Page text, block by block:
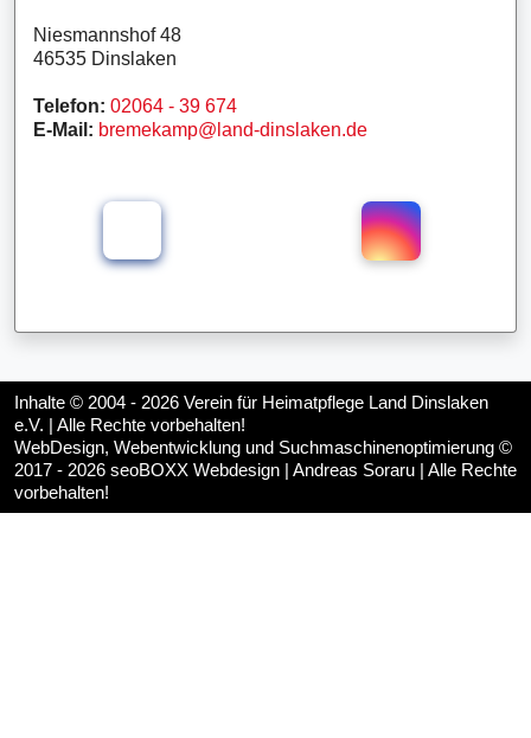
Niesmannshof 48
46535 Dinslaken
Telefon: 02064 - 39 674
E-Mail: bremekamp@land-dinslaken.de
Inhalte © 2004 - 2026 Verein für Heimatpflege Land Dinslaken
e.V. | Alle Rechte vorbehalten!
WebDesign, Webentwicklung und Suchmaschinenoptimierung ©
2017 - 2026 seoBOXX Webdesign | Andreas Soraru | Alle Rechte
vorbehalten!